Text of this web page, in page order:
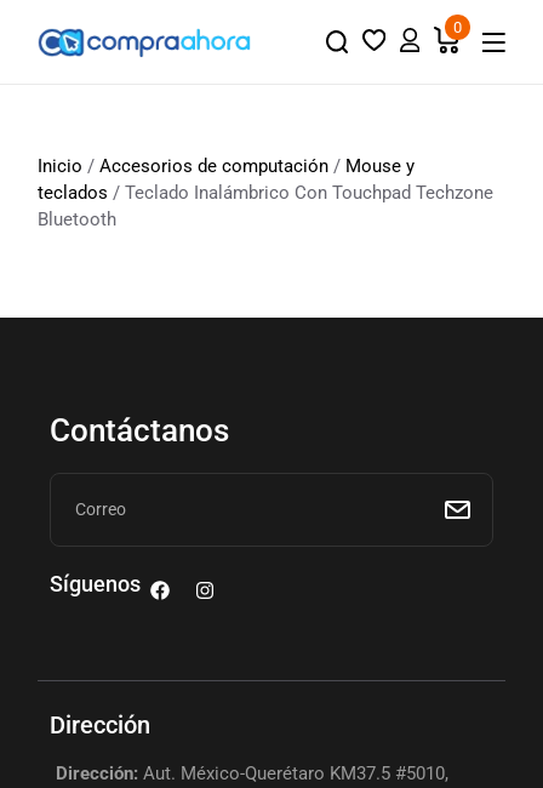
0
Inicio /Accesorios de computación / Mouse y
teclados / Teclado Inalámbrico Con Touchpad Techzone
Bluetooth
Contáctanos
Síguenos
Dirección
Dirección: Aut. México-Querétaro KM37.5 #5010,